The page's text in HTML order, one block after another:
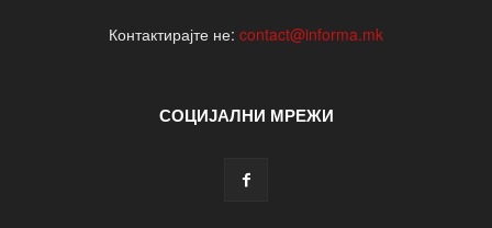
Контактирајте не: contact@informa.mk
СОЦИЈАЛНИ МРЕЖИ